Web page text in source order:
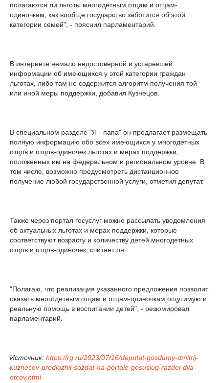
полагаются ли льготы многодетным отцам и отцам-
одиночкам, как вообще государство заботится об этой
категории семей", - пояснил парламентарий.
В интернете немало недостоверной и устаревшей
информации об имеющихся у этой категории граждан
льготах, либо там не содержится алгоритм получения той
или иной меры поддержки, добавил Кузнецов.
В специальном разделе "Я - папа" он предлагает размещать
полную информацию обо всех имеющихся у многодетных
отцов и отцов-одиночек льготах и мерах поддержки,
положенных им на федеральном и региональном уровне. В
том числе, возможно предусмотреть дистанционное
получение любой государственной услуги, отметил депутат.
Также через портал госуслуг можно рассылать уведомления
об актуальных льготах и мерах поддержки, которые
соответствуют возрасту и количеству детей многодетных
отцов и отцов-одиночек, считает он.
"Полагаю, что реализация указанного предложения позволит
оказать многодетным отцам и отцам-одиночкам ощутимую и
реальную помощь в воспитании детей", - резюмировал
парламентарий.
Источник: https://rg.ru/2023/07/16/deputat-gosdumy-dmitrij-
kuznecov-predlozhil-sozdat-na-portale-gosuslug-razdel-dlia-
otcov.html